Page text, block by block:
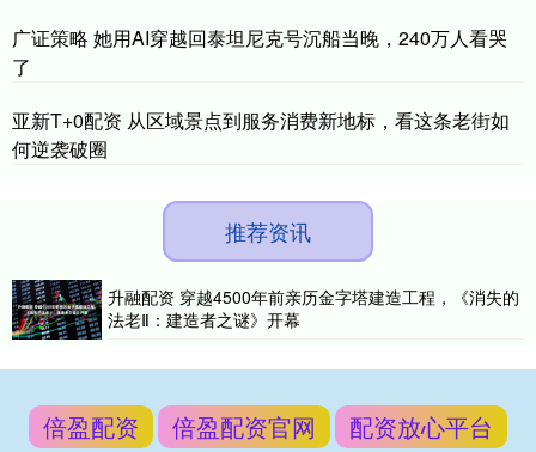
广证策略 她用AI穿越回泰坦尼克号沉船当晚，240万人看哭
了
亚新T+0配资 从区域景点到服务消费新地标，看这条老街如
何逆袭破圈
推荐资讯
升融配资 穿越4500年前亲历金字塔建造工程，《消失的
法老Ⅱ：建造者之谜》开幕
倍盈配资 倍盈配资官网 配资放心平台